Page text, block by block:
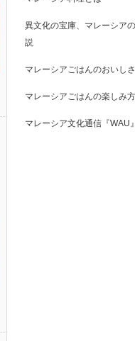
異文化の宝庫、マレーシア
説
マレーシアごはんのおいし
マレーシアごはんの楽しみ方
マレーシア文化通信『WAU』